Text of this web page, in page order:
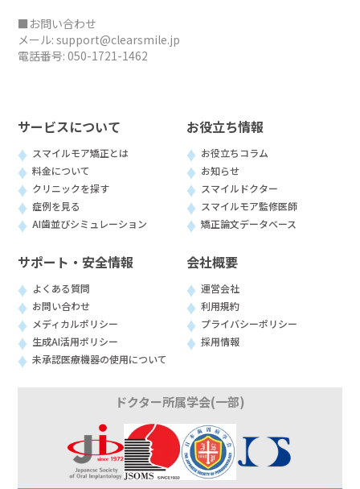
■お問い合わせ
メール: support@clearsmile.jp
電話番号: 050-1721-1462
サービスについて
スマイルモア矯正とは
料金について
クリニックを探す
症例を見る
AI歯並びシミュレーション
お役立ち情報
お役立ちコラム
お知らせ
スマイルドクター
スマイルモア監修医師
矯正論文データベース
サポート・安全情報
よくある質問
お問い合わせ
メディカルポリシー
生成AI活用ポリシー
未承認医療機器の使用について
会社概要
運営会社
利用規約
プライバシーポリシー
採用情報
ドクター所属学会(一部)